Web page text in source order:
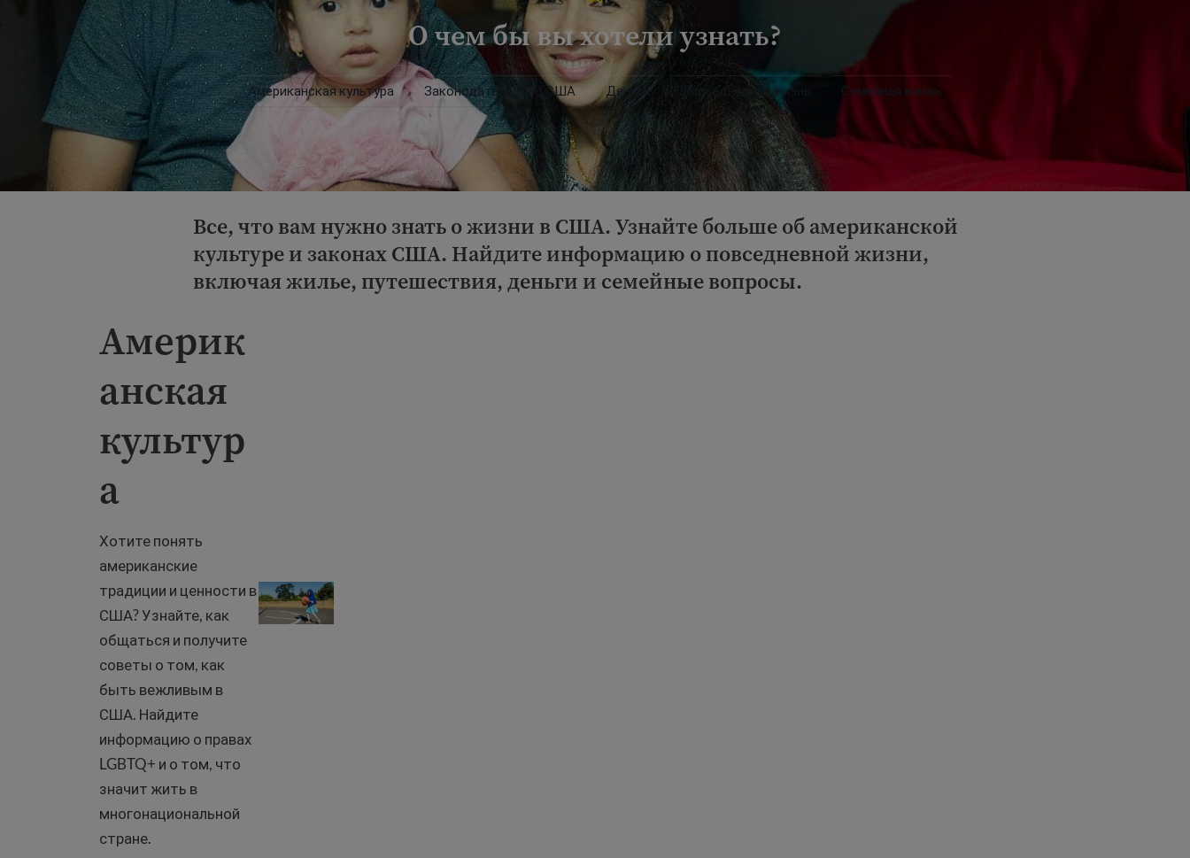
О чем бы вы хотели узнать?
Американская культура Законодательство США Деньги Повседневная жизнь Семейная жизнь
Все, что вам нужно знать о жизни в США. Узнайте больше об американской
культуре и законах США. Найдите информацию о повседневной жизни,
включая жилье, путешествия, деньги и семейные вопросы.
Америк
анская
культур
а
Хотите понять
американские
традиции и ценности в
США? Узнайте, как
общаться и получите
советы о том, как
быть вежливым в
США. Найдите
информацию о правах
LGBTQ+ и о том, что
значит жить в
многонациональной
стране.
Американская культура